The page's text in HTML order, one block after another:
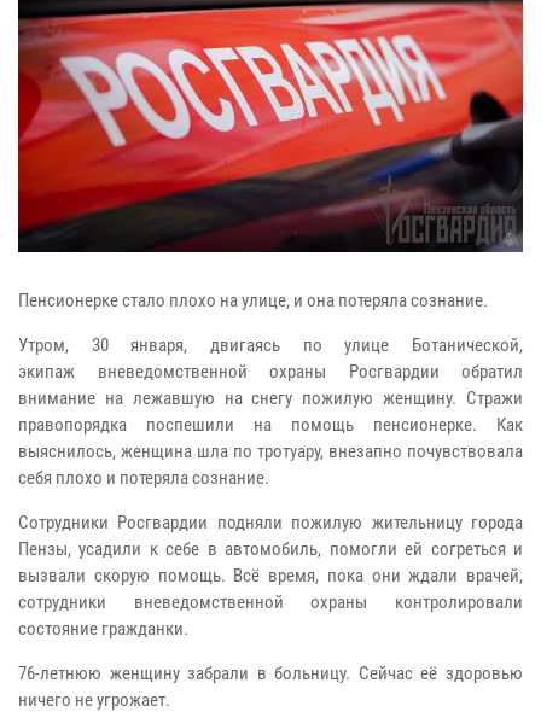
Пенсионерке стало плохо на улице, и она потеряла сознание.
Утром, 30 января, двигаясь по улице Ботанической,
экипаж вневедомственной охраны Росгвардии обратил
внимание на лежавшую на снегу пожилую женщину. Стражи
правопорядка поспешили на помощь пенсионерке. Как
выяснилось, женщина шла по тротуару, внезапно почувствовала
себя плохо и потеряла сознание.
Сотрудники Росгвардии подняли пожилую жительницу города
Пензы, усадили к себе в автомобиль, помогли ей согреться и
вызвали скорую помощь. Всё время, пока они ждали врачей,
сотрудники вневедомственной охраны контролировали
состояние гражданки.
76-летнюю женщину забрали в больницу. Сейчас её здоровью
ничего не угрожает.